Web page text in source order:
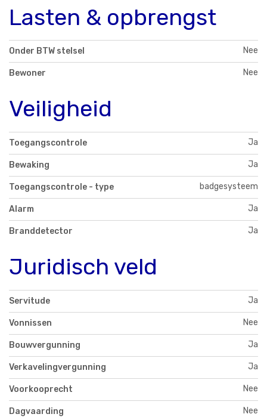
Lasten & opbrengst
Onder BTW stelsel Nee
Bewoner Nee
Veiligheid
Toegangscontrole Ja
Bewaking Ja
Toegangscontrole - type badgesysteem
Alarm Ja
Branddetector Ja
Juridisch veld
Servitude Ja
Vonnissen Nee
Bouwvergunning Ja
Verkavelingvergunning Ja
Voorkooprecht Nee
Dagvaarding Nee